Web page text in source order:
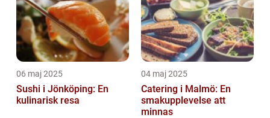
06 maj 2025
Sushi i Jönköping: En
kulinarisk resa
04 maj 2025
Catering i Malmö: En
smakupplevelse att
minnas